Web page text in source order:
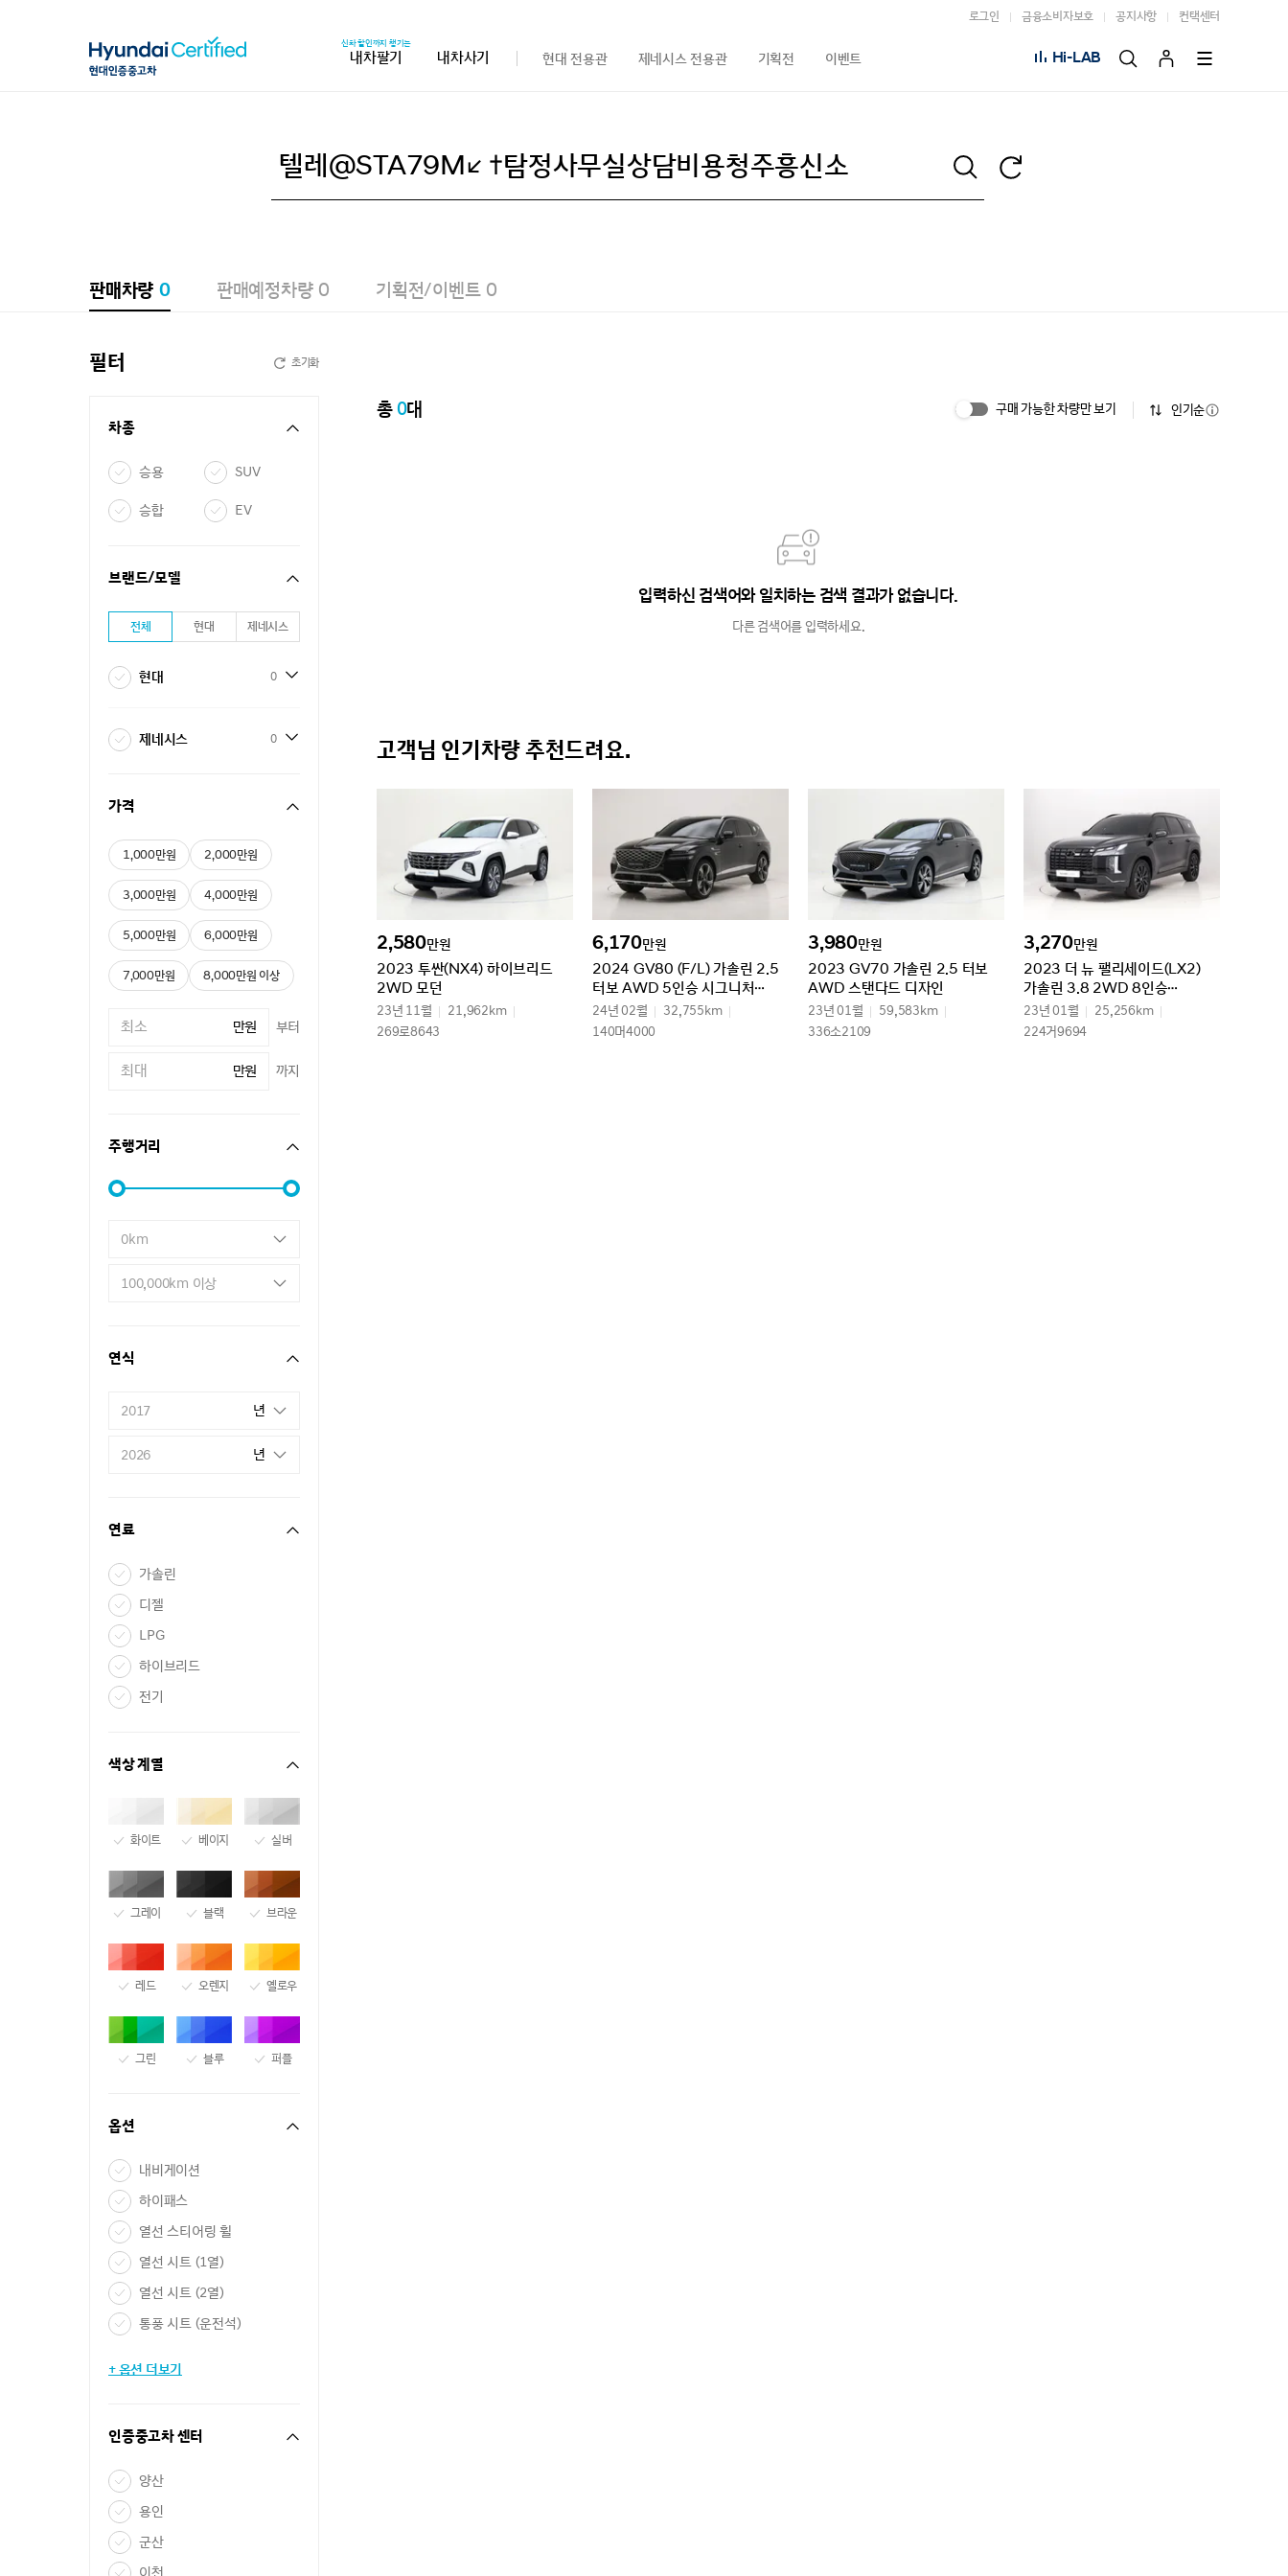
로그인 금융소비자보호 공지사항 컨택센터
신차 할인까지 챙기는
내차팔기 내차사기 현대 전용관 제네시스 전용관 기획전 이벤트 Hi-LAB
판매차량 0 판매예정차량 0 기획전/이벤트 0
필터 초기화
차종
승용 SUV
승합 EV
브랜드/모델
전체 현대 제네시스
현대 0
제네시스 0
가격
1,000만원 2,000만원
3,000만원 4,000만원
5,000만원 6,000만원
7,000만원 8,000만원 이상
만원 부터
만원 까지
주행거리
0km
100,000km 이상
연식
2017 년
2026 년
연료
가솔린
디젤
LPG
하이브리드
전기
색상 계열
화이트 베이지 실버
그레이 블랙 브라운
레드 오렌지 옐로우
그린 블루 퍼플
옵션
내비게이션
하이패스
열선 스티어링 휠
열선 시트 (1열)
열선 시트 (2열)
통풍 시트 (운전석)
+ 옵션 더보기
인증중고차 센터
양산
용인
군산
이천
총0대 구매 가능한 차량만 보기 인기순
입력하신 검색어와 일치하는 검색 결과가 없습니다.
다른 검색어를 입력하세요.
고객님 인기차량 추천드려요.
2,580만원
2023 투싼(NX4) 하이브리드
2WD 모던
23년 11월
21,962km
269로8643
6,170만원
2024 GV80 (F/L) 가솔린 2.5
터보 AWD 5인승 시그니처
디자인 셀렉션Ⅱ
24년 02월
32,755km
140머4000
3,980만원
2023 GV70 가솔린 2.5 터보
AWD 스탠다드 디자인
23년 01월
59,583km
336소2109
3,270만원
2023 더 뉴 팰리세이드(LX2)
가솔린 3.8 2WD 8인승
프레스티지
23년 01월
25,256km
224거9694